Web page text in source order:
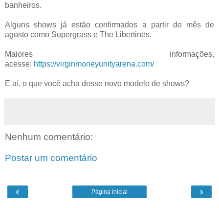
banheiros.
Alguns shows já estão confirmados a partir do mês de
agosto como Supergrass e The Libertines.
Maiores informações,
acesse: https://virginmoneyunityarena.com/
E aí, o que você acha desse novo modelo de shows?
Nenhum comentário:
Postar um comentário
‹ ›
Página inicial